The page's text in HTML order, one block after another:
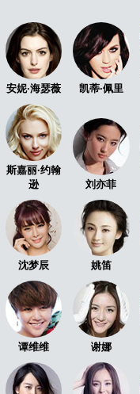
安妮·海瑟薇 凯蒂·佩里
斯嘉丽·约翰
逊
刘亦菲
沈梦辰 姚笛
谭维维 谢娜